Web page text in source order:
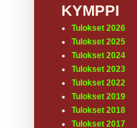
KYMPPI
Tulokset 2026
Tulokset 2025
Tulokset 2024
Tulokset 2023
Tulokset 2022
Tulokset 2019
Tulokset 2018
Tulokset 2017